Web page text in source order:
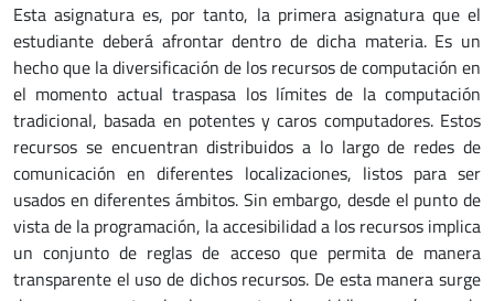
Esta asignatura es, por tanto, la primera asignatura que el
estudiante deberá afrontar dentro de dicha materia. Es un
hecho que la diversificación de los recursos de computación en
el momento actual traspasa los límites de la computación
tradicional, basada en potentes y caros computadores. Estos
recursos se encuentran distribuidos a lo largo de redes de
comunicación en diferentes localizaciones, listos para ser
usados en diferentes ámbitos. Sin embargo, desde el punto de
vista de la programación, la accesibilidad a los recursos implica
un conjunto de reglas de acceso que permita de manera
transparente el uso de dichos recursos. De esta manera surge